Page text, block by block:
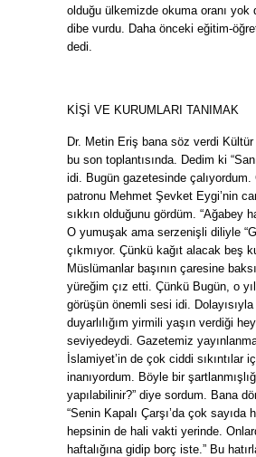
olduğu ülkemizde okuma oranı yok
dibe vurdu. Daha önceki eğitim-
dedi.
KİŞİ VE KURUMLARI TANIMAK
Dr. Metin Eriş bana söz verdi
bu son toplantısında. Dedim ki
idi. Bugün gazetesinde
patronu Mehmet Şevket Eygi’nin
sıkkın olduğunu gördüm. “Ağabey
O yumuşak ama serzenişli diliyle
çıkmıyor. Çünkü kağıt alacak beş
Müslümanlar başının çaresine
yüreğim çız etti. Çünkü Bugün, o
görüşün önemli sesi idi.
duyarlılığım yirmili yaşın verdiği
seviyedeydi. Gazetemiz
İslamiyet’in de çok ciddi sıkıntılar
inanıyordum. Böyle bir
yapılabilinir?” diye sordum. Bana
“Senin Kapalı Çarşı’da çok sayıda
hepsinin de hali vakti yerinde.
haftalığına gidip borç iste.” Bu